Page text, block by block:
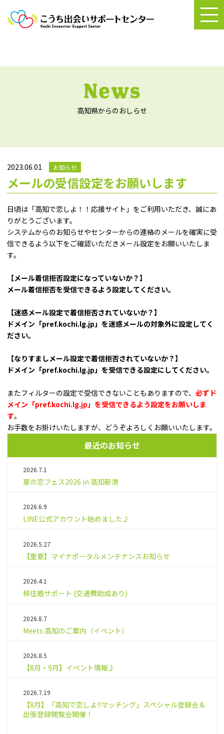
高知県からのおしらせ
2023.06.01 お知らせ
メールの受信設定をお願いします
日頃は「高知で恋しよ！！応援サイト」をご利用いただき、誠にあ
りがとうございます。
システムからのお知らせやセンターからの連絡のメールを確実に受
信できるよう以下をご確認いただきメール設定をお願いいたしま
す。
【メール着信拒否設定になっていないか？】
メール着信拒否を受信できるよう設定してください。
【迷惑メール設定で着信拒否されていないか？】
ドメイン「pref.kochi.lg.jp」を迷惑メールの対象外に設定してく
ださい。
【なりすましメール設定で着信拒否されていないか？】
ドメイン「pref.kochi.lg.jp」を受信できる設定にしてください。
またフィルターの設定で受信できないこともありますので、 必ずド
メイン「pref.kochi.lg.jp」を受信できるよう設定をお願いしま
す。
お手数をお掛けいたしますが、どうぞよろしくお願いいたします。
最近のお知らせ
2026.7.1
夏の恋フェス2026 in 高知新港
2026.6.9
LINE公式アカウント始めました♪
2026.5.27
【重要】マイナポータルメンテナンスお知らせ
2026.4.1
移住婚サポート (交通費助成あり)
2026.8.7
Meets.高知のご案内（イベント）
2026.8.5
【8月・9月】イベント情報♪
2026.7.19
【8月】「高知で恋しよ!!マッチング」スペシャル登録会＆
出張登録閲覧会開催！